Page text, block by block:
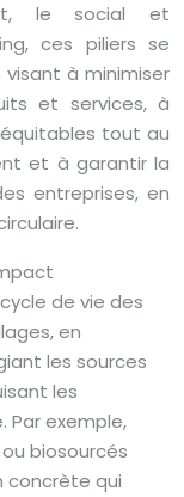
le social et
ces piliers se
à minimiser
et services, à
tout au
et à garantir la
entreprises, en
de vie des
en
les sources
les
Par exemple,
biosourcés
concrète qui